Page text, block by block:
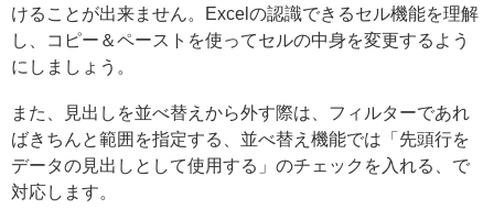
けることが出来ません。Excelの認識できるセル機能を理解
し、コピー＆ペーストを使ってセルの中身を変更するよう
にしましょう。
また、見出しを並べ替えから外す際は、フィルターであれ
ばきちんと範囲を指定する、並べ替え機能では「先頭行を
データの見出しとして使用する」のチェックを入れる、で
対応します。